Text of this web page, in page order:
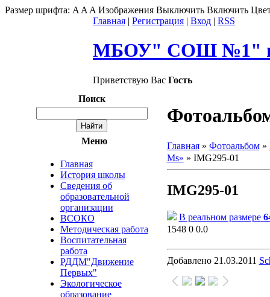
Размер шрифта: A A A Изображения Выключить Включить
Главная | Регистрация | Вход | RSS
МБОУ" СОШ №1"
Приветствую Вас Гость
Поиск
Меню
Главная
История школы
Сведения об
образовательной
организации
ВСОКО
Методическая работа
Воспитательная
работа
РДДМ"Движение
Первых"
Экологическое
образование
Главная» Фотоальбом»
Ms» » IMG295-01
IMG295-01
В реальном размере
1548 0 0.0
Добавлено21.03.2011